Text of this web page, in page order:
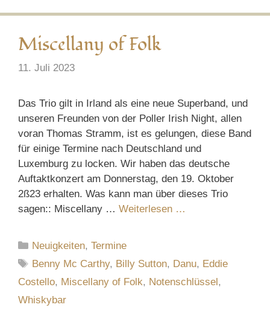
Miscellany of Folk
11. Juli 2023
Das Trio gilt in Irland als eine neue Superband, und
unseren Freunden von der Poller Irish Night, allen
voran Thomas Stramm, ist es gelungen, diese Band
für einige Termine nach Deutschland und
Luxemburg zu locken. Wir haben das deutsche
Auftaktkonzert am Donnerstag, den 19. Oktober
2ß23 erhalten. Was kann man über dieses Trio
sagen:: Miscellany … Weiterlesen …
Kategorien
Neuigkeiten,Termine
Schlagwörter
Benny Mc Carthy, Billy Sutton, Danu, Eddie
Costello, Miscellany of Folk, Notenschlüssel,
Whiskybar